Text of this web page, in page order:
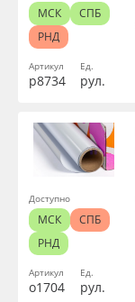
Артикул
р8734
Ед.
рул.
МСК
СПБ
РНД
Артикул
о1704
Ед.
рул.
Доступно
МСК
СПБ
РНД